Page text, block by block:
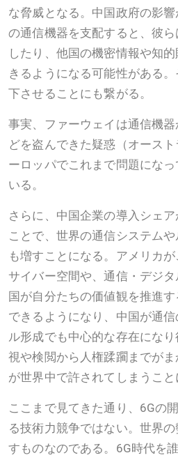
な脅威となる。中国政府の影
の通信機器を支配すると、彼
したり、他国の機密情報や知
きるようになる可能性がある
下させることにも繋がる。
事実、ファーウェイは通信機
どを盗んできた疑惑（オース
ーロッパでこれまで問題にな
いる。
さらに、中国企業の導入シェ
ことで、世界の通信システム
も増すことになる。アメリカ
サイバー空間や、通信・デジ
国が自分たちの価値観を推進
できるようになり、中国が通
ル形成でも中心的な存在にな
視や検閲から人権蹂躙までが
が世界中で許されてしまうこと
ここまで見てきた通り、6Gの
る技術力競争ではない。世界
すものなのである。6G時代を